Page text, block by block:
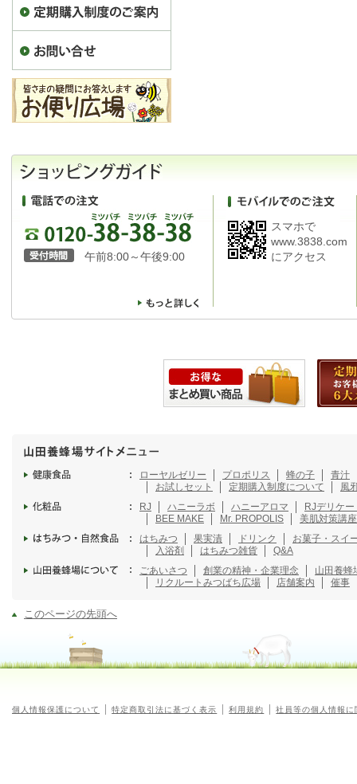
午前8:00～午後9:00
スマホで
www.3838.com
にアクセス
ローヤルゼリー プロポリス 蜂の子
青汁
お試しセット
定期購入制度について
風
RJ
ハニーラボ ハニーアロマ
RJデリケ
BEE MAKE
Mr. PROPOLIS
美肌対策講座
はちみつ
果実漬 ドリンク
お菓子・スイ
入浴剤
はちみつ雑貨
Q&A
ごあいさつ
創業の精神・企業理念
山田養蜂
リクルート みつばち広場 店舗案内 催事
このページの先頭へ
個人情報保護について 特定商取引法に基づく表示 利用規約 社員等の個人情報